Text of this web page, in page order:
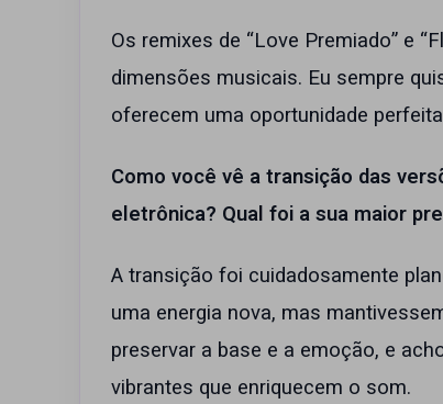
Os remixes de “Love Premiado” e
dimensões musicais. Eu sempre
oferecem uma oportunidade
Como você vê a transição das
eletrônica? Qual foi a sua maior
A transição foi cuidadosamente
uma energia nova, mas
preservar a base e a emoção, e
vibrantes que enriquecem o som.